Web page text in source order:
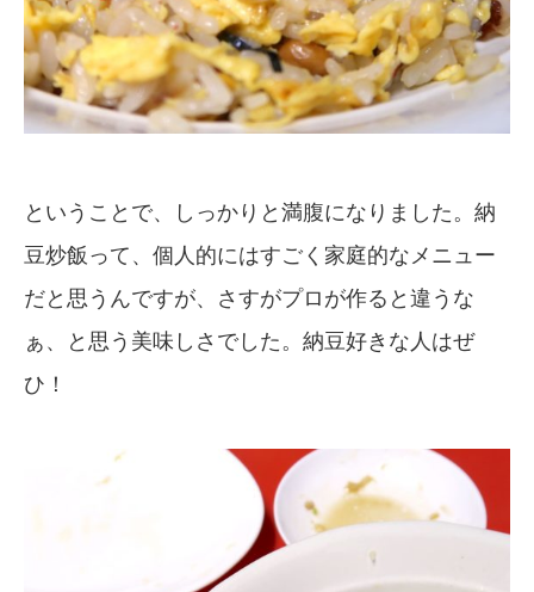
ということで、しっかりと満腹になりました。納
豆炒飯って、個人的にはすごく家庭的なメニュー
だと思うんですが、さすがプロが作ると違うな
ぁ、と思う美味しさでした。納豆好きな人はぜ
ひ！